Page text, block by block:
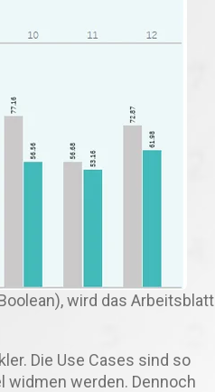
wird das Arbeitsblatt
Die Use Cases sind so
widmen werden. Dennoch